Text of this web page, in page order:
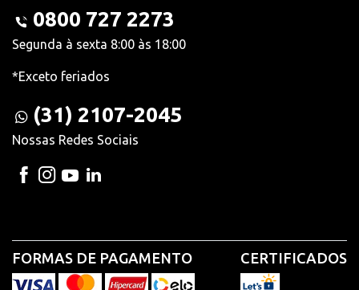
0800 727 2273
Segunda à sexta 8:00 às 18:00
*Exceto feriados
(31) 2107-2045
Nossas Redes Sociais
FORMAS DE PAGAMENTO CERTIFICADOS